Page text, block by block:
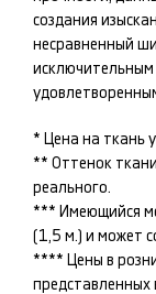
создания
несравненный
исключительным
* Цена на ткань
** Оттенок
реального.
*** Имеющийся
(1,5 м.) и может
**** Цены в
представленных